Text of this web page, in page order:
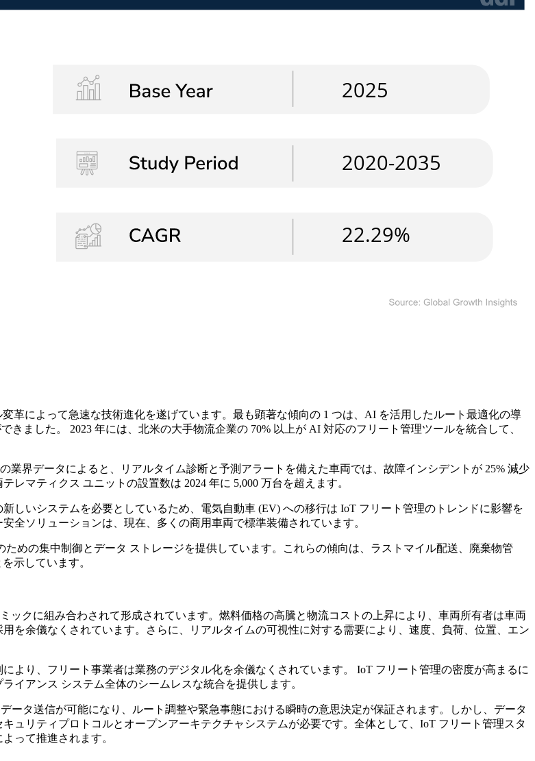
革によって急速な技術進化を遂げています。最も顕著な傾向の 1 つは、AI を活用したルート最適化の導
ました。 2023 年には、北米の大手物流企業の 70% 以上が AI 対応のフリート管理ツールを統合して、
業界データによると、リアルタイム診断と予測アラートを備えた車両では、故障インシデントが 25% 減少
マティクス ユニットの設置数は 2024 年に 5,000 万台を超えます。
しいシステムを必要としているため、電気自動車 (EV) への移行は IoT フリート管理のトレンドに影響を
全ソリューションは、現在、多くの商用車両で標準装備されています。
めの集中制御とデータ ストレージを提供しています。これらの傾向は、ラストマイル配送、廃棄物管
示しています。
クに組み合わされて形成されています。燃料価格の高騰と物流コストの上昇により、車両所有者は車両
を余儀なくされています。さらに、リアルタイムの可視性に対する需要により、速度、負荷、位置、エン
より、フリート事業者は業務のデジタル化を余儀なくされています。 IoT フリート管理の密度が高まるに
イアンス システム全体のシームレスな統合を提供します。
ータ送信が可能になり、ルート調整や緊急事態における瞬時の意思決定が保証されます。しかし、データ
ュリティプロトコルとオープンアーキテクチャシステムが必要です。全体として、IoT フリート管理スタ
って推進されます。